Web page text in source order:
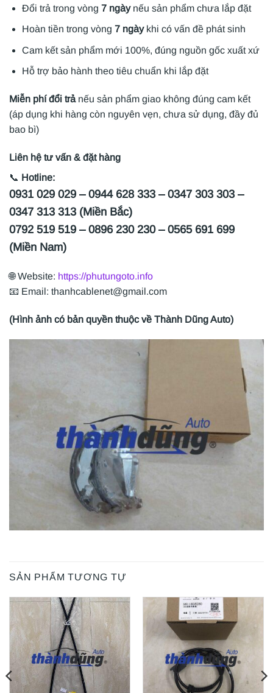
Đổi trả trong vòng 7 ngàynếu sản phẩm chưa lắp đặt
Hoàn tiền trong vòng 7 ngàykhi có vấn đề phát sinh
Cam kết sản phẩm mới 100%, đúng nguồn gốc xuất xứ
Hỗ trợ bảo hành theo tiêu chuẩn khi lắp đặt
Miễn phí đổi trảnếu sản phẩm giao không đúng cam kết
(áp dụng khi hàng còn nguyên vẹn, chưa sử dụng, đầy đủ
bao bì)
Liên hệ tư vấn & đặt hàng
📞 Hotline:
0931 029 029 – 0944 628 333 – 0347 303 303 –
0347 313 313 (Miền Bắc)
0792 519 519 – 0896 230 230 – 0565 691 699
(Miền Nam)
🌐 Website: https://phutungoto.info
📧 Email: thanhcablenet@gmail.com
(Hình ảnh có bản quyền thuộc về Thành Dũng Auto)
SẢN PHẨM TƯƠNG TỰ